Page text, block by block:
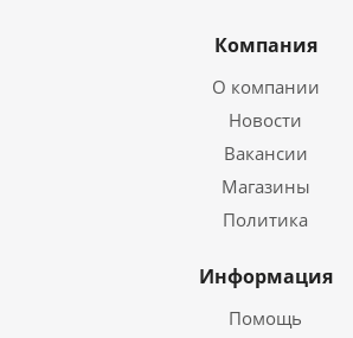
Компания
О компании
Новости
Вакансии
Магазины
Политика
Информация
Помощь